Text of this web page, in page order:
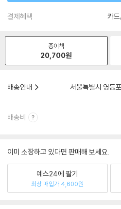
결제혜택 카
종이책
20,700원
배송안내
서울특별시 영등
배송비
이미 소장하고 있다면 판매해 보세요.
예스24에 팔기
최상 매입가 4,600원